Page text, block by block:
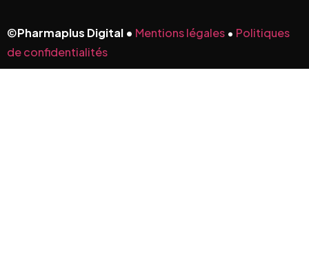
©Pharmaplus Digital • Mentions légales • Politiques
de confidentialités